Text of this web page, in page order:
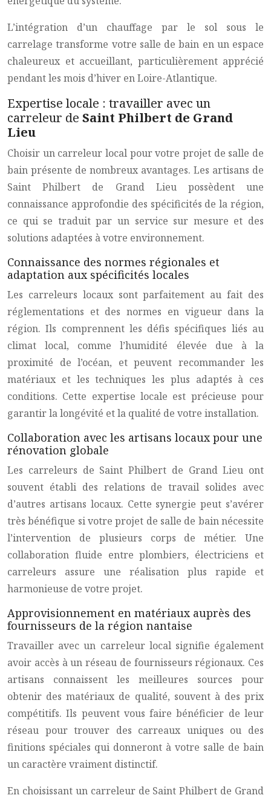
L’intégration d’un chauffage par le sol sous le
carrelage transforme votre salle de bain en un espace
chaleureux et accueillant, particulièrement apprécié
pendant les mois d’hiver en Loire-Atlantique.
Expertise locale : travailler avec un
carreleur de Saint Philbert de Grand
Lieu
Choisir un carreleur local pour votre projet de salle de
bain présente de nombreux avantages. Les artisans de
Saint Philbert de Grand Lieu possèdent une
connaissance approfondie des spécificités de la région,
ce qui se traduit par un service sur mesure et des
solutions adaptées à votre environnement.
Connaissance des normes régionales et
adaptation aux spécificités locales
Les carreleurs locaux sont parfaitement au fait des
réglementations et des normes en vigueur dans la
région. Ils comprennent les défis spécifiques liés au
climat local, comme l’humidité élevée due à la
proximité de l’océan, et peuvent recommander les
matériaux et les techniques les plus adaptés à ces
conditions. Cette expertise locale est précieuse pour
garantir la longévité et la qualité de votre installation.
Collaboration avec les artisans locaux pour une
rénovation globale
Les carreleurs de Saint Philbert de Grand Lieu ont
souvent établi des relations de travail solides avec
d’autres artisans locaux. Cette synergie peut s’avérer
très bénéfique si votre projet de salle de bain nécessite
l’intervention de plusieurs corps de métier. Une
collaboration fluide entre plombiers, électriciens et
carreleurs assure une réalisation plus rapide et
harmonieuse de votre projet.
Approvisionnement en matériaux auprès des
fournisseurs de la région nantaise
Travailler avec un carreleur local signifie également
avoir accès à un réseau de fournisseurs régionaux. Ces
artisans connaissent les meilleures sources pour
obtenir des matériaux de qualité, souvent à des prix
compétitifs. Ils peuvent vous faire bénéficier de leur
réseau pour trouver des carreaux uniques ou des
finitions spéciales qui donneront à votre salle de bain
un caractère vraiment distinctif.
En choisissant un carreleur de Saint Philbert de Grand